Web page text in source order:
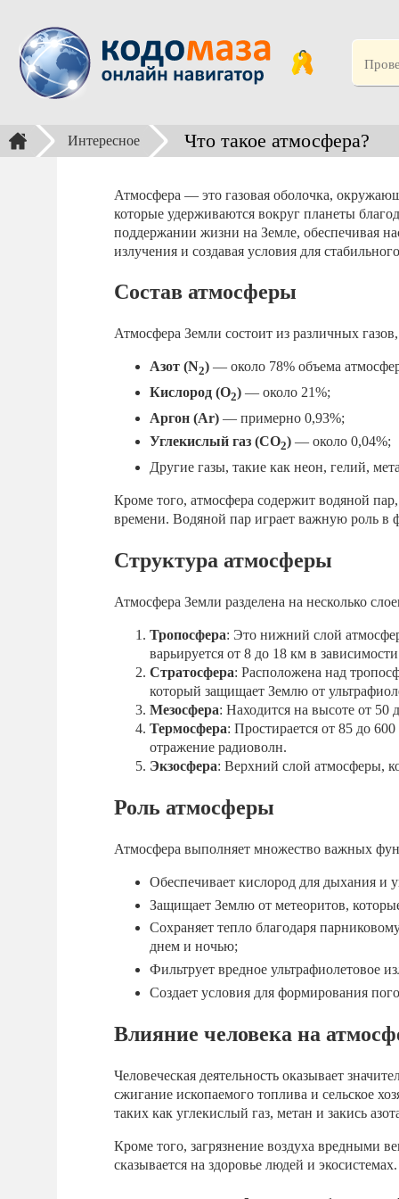
Интересное Что такое атмосфера?
Атмосфера — это газовая оболочка,
которые удерживаются вокруг планеты
поддержании жизни на Земле, обеспечивая
излучения и создавая условия для
Состав атмосферы
Атмосфера Земли состоит из различных
Азот (N2) — около 78% объема
Кислород (O2) — около 21%;
Аргон (Ar) — примерно 0,93%;
Углекислый газ (CO2) — около 0,04%;
Другие газы, такие как неон, гелий,
Кроме того, атмосфера содержит водяной
времени. Водяной пар играет важную роль в
Структура атмосферы
Атмосфера Земли разделена на несколько
Тропосфера: Это нижний слой
варьируется от 8 до 18 км в
Стратосфера: Расположена над
который защищает Землю от
Мезосфера: Находится на высоте от
Термосфера: Простирается от 85 до
отражение радиоволн.
Экзосфера: Верхний слой атмосферы,
Роль атмосферы
Атмосфера выполняет множество важных
Обеспечивает кислород для дыхания и
Защищает Землю от метеоритов,
Сохраняет тепло благодаря
днем и ночью;
Фильтрует вредное ультрафиолетовое
Создает условия для формирования
Влияние человека на
Человеческая деятельность оказывает
сжигание ископаемого топлива и сельское
таких как углекислый газ, метан и закись
Кроме того, загрязнение воздуха вредными
сказывается на здоровье людей и экосистемах.